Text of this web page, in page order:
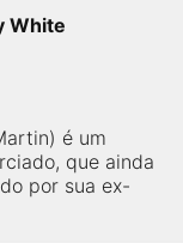
White
é um
que ainda
por sua ex-